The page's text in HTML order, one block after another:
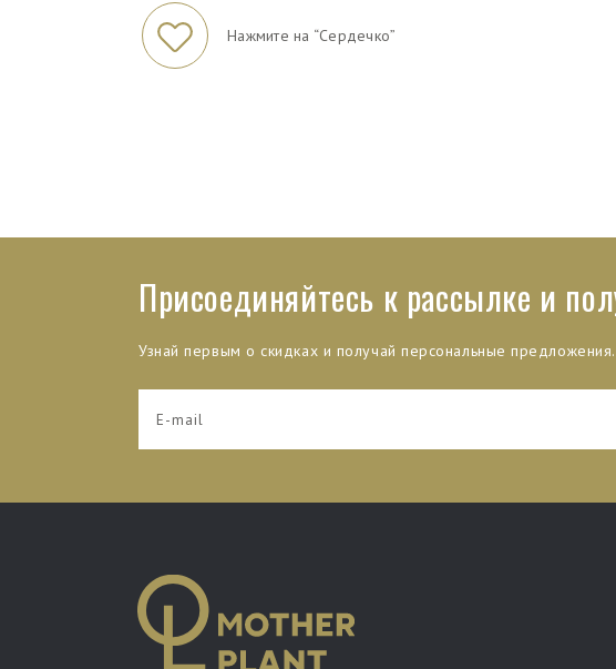
Нажмите на “Сердечко”
Присоединяйтесь к рассылке и
Узнай первым о скидках и получай персональные предложения.